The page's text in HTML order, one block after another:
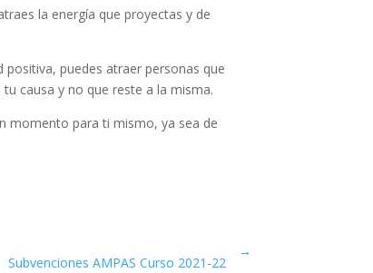
la energía que proyectas y de
puedes atraer personas que
causa y no que reste a la misma.
momento para ti mismo, ya sea de
Subvenciones AMPAS Curso 2021-22
→